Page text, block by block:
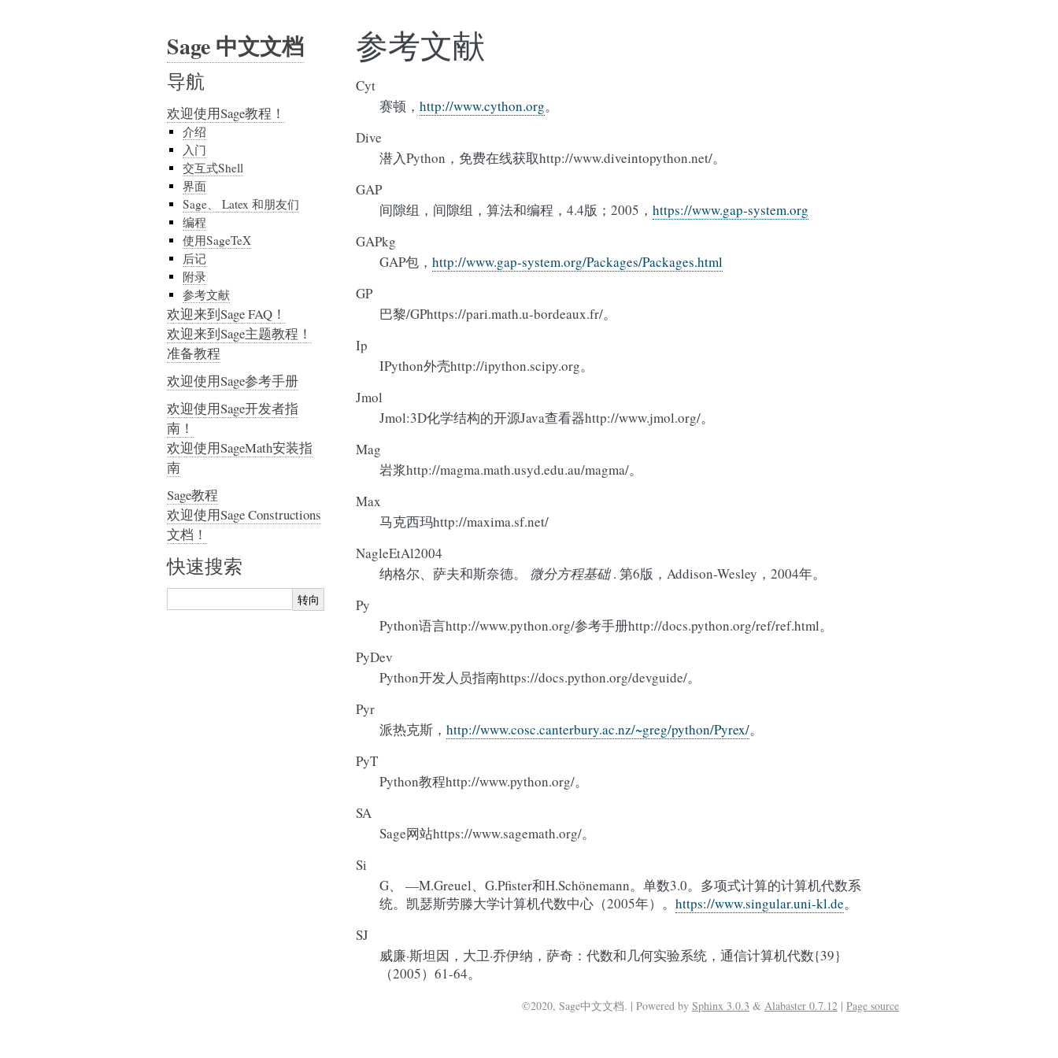
参考文献
Cyt
赛顿， http://www.cython.org。
Dive
潜入Python，免费在线获取http://www.diveintopython.net/。
GAP
间隙组，间隙组，算法和编程，4.4版；2005， https://www.gap-system.org
GAPkg
GAP包， http://www.gap-system.org/Packages/Packages.html
GP
巴黎/GPhttps://pari.math.u-bordeaux.fr/。
Ip
IPython外壳http://ipython.scipy.org。
Jmol
Jmol:3D化学结构的开源Java查看器http://www.jmol.org/。
Mag
岩浆http://magma.math.usyd.edu.au/magma/。
Max
马克西玛http://maxima.sf.net/
NagleEtAl2004
纳格尔、萨夫和斯奈德。 微分方程基础. 第6版，Addison-Wesley，2004年。
Py
Python语言http://www.python.org/参考手册http://docs.python.org/ref/ref.html。
PyDev
Python开发人员指南https://docs.python.org/devguide/。
Pyr
派热克斯， http://www.cosc.canterbury.ac.nz/~greg/python/Pyrex/。
PyT
Python教程http://www.python.org/。
SA
Sage网站https://www.sagemath.org/。
Si
G、 —M.Greuel、G.Pfister和H.Schönemann。单数3.0。多项式计算的计算机代数系
统。凯瑟斯劳滕大学计算机代数中心（2005年）。 https://www.singular.uni-kl.de。
SJ
威廉·斯坦因，大卫·乔伊纳，萨奇：代数和几何实验系统，通信计算机代数{39}
（2005）61-64。
Sage 中文文档
导航
欢迎使用Sage教程！
介绍
入门
交互式Shell
界面
Sage、 Latex 和朋友们
编程
使用SageTeX
后记
附录
参考文献
欢迎来到Sage FAQ！
欢迎来到Sage主题教程！
准备教程
欢迎使用Sage参考手册
欢迎使用Sage开发者指
南！
欢迎使用SageMath安装指
南
Sage教程
欢迎使用Sage Constructions
文档！
快速搜索
©2020, Sage中文文档. | Powered by Sphinx 3.0.3 & Alabaster 0.7.12 | Page source